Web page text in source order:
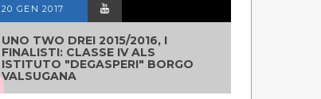
20 GEN 2017
UNO TWO DREI 2015/2016, I
FINALISTI: CLASSE IV ALS
ISTITUTO "DEGASPERI" BORGO
VALSUGANA